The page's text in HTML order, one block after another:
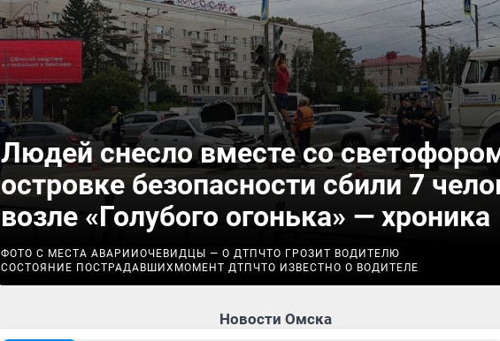
Людей снесло вместе со
островке безопасности сбили 7
возле «Голубого огонька» — хроника
ФОТО С МЕСТА АВАРИИ ОЧЕВИДЦЫ — О ДТП ЧТО ГРОЗИТ ВОДИТЕЛЮ
СОСТОЯНИЕ ПОСТРАДАВШИХ МОМЕНТ ДТП ЧТО ИЗВЕСТНО О ВОДИТЕЛЕ
Новости Омска